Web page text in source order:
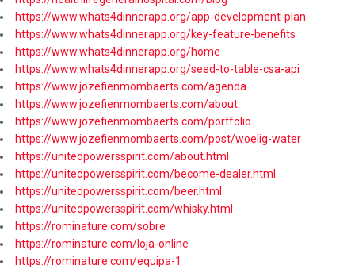
https://www.whats4dinnerapp.org/app-development-plan
https://www.whats4dinnerapp.org/key-feature-benefits
https://www.whats4dinnerapp.org/home
https://www.whats4dinnerapp.org/seed-to-table-csa-api
https://www.jozefienmombaerts.com/agenda
https://www.jozefienmombaerts.com/about
https://www.jozefienmombaerts.com/portfolio
https://www.jozefienmombaerts.com/post/woelig-water
https://unitedpowersspirit.com/about.html
https://unitedpowersspirit.com/become-dealer.html
https://unitedpowersspirit.com/beer.html
https://unitedpowersspirit.com/whisky.html
https://rominature.com/sobre
https://rominature.com/loja-online
https://rominature.com/equipa-1